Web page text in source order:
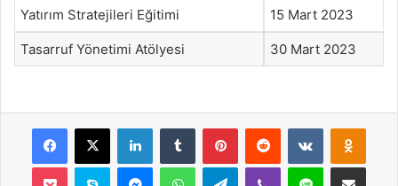
Yatırım Stratejileri Eğitimi 15 Mart 2023
Tasarruf Yönetimi Atölyesi 30 Mart 2023
Facebook
X LinkedInTumblr PinterestReddit VKontakte
Pocket Skype MessengerWhatsAppTelegramViber Line E-Posta ile